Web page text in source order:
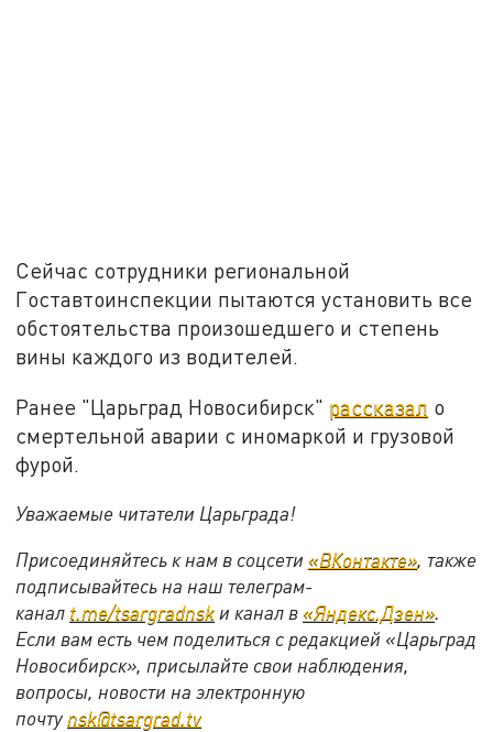
Сейчас сотрудники региональной
Гоставтоинспекции пытаются установить все
обстоятельства произошедшего и степень
вины каждого из водителей.
Ранее "Царьград Новосибирск" рассказал о
смертельной аварии с иномаркой и грузовой
фурой.
Уважаемые читатели Царьграда!
Присоединяйтесь к нам в соцсети «ВКонтакте», также
подписывайтесь на наш телеграм-
канал t.me/tsargradnsk и канал в «Яндекс.Дзен».
Если вам есть чем поделиться с редакцией «Царьград
Новосибирск», присылайте свои наблюдения,
вопросы, новости на электронную
почту nsk@tsargrad.tv